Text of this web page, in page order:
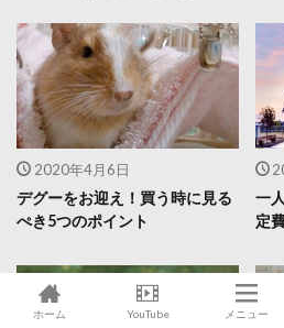
2020年4月6日
デグーをお迎え！買う時に見る
ぺき5つのポイント
一
定
ホーム YouTube メニュー